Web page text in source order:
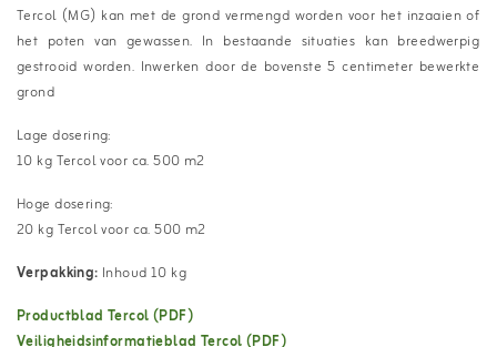
Tercol (MG) kan met de grond vermengd worden voor het inzaaien of
het poten van gewassen. In bestaande situaties kan breedwerpig
gestrooid worden. Inwerken door de bovenste 5 centimeter bewerkte
grond
Lage dosering:
10 kg Tercol voor ca. 500 m2
Hoge dosering:
20 kg Tercol voor ca. 500 m2
Verpakking: Inhoud 10 kg
Productblad Tercol (PDF)
Veiligheidsinformatieblad Tercol (PDF)